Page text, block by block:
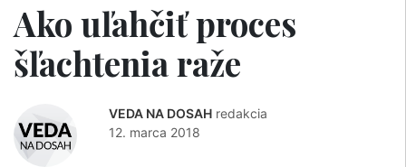
Ako uľahčiť proces
šľachtenia raže
VEDA NA DOSAH redakcia
12. marca 2018